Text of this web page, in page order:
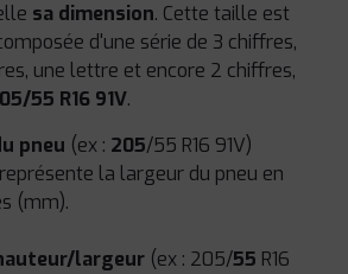
sa dimension. Cette taille est
d'une série de 3 chiffres,
une lettre et encore 2 chiffres,
55 R16 91V.
pneu (ex : 205/55 R16 91V)
la largeur du pneu en
(mm).
largeur (ex : 205/55 R16